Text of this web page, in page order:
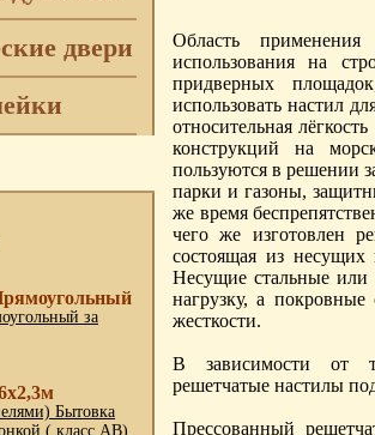
двери
за
Бытовка
( класс АВ)
Область
использования на
придверных
использовать настил
относительная
конструкций на
пользуются в решении
парки и газоны,
же время
чего же изготовлен
состоящая из
Несущие стальные
нагрузку, а
жесткости.
В зависимости от
решетчатые настилы
Прессованный